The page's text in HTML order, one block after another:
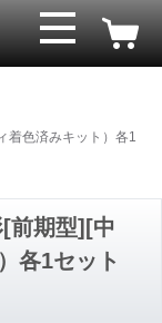
着色済みキット）各1
[前期型][中
各1セット